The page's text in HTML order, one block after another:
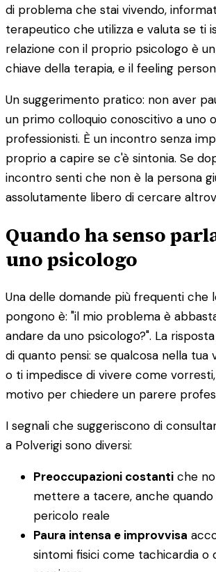
di problema che stai vivendo,
terapeutico che utilizza e valuta se ti
relazione con il proprio psicologo è
chiave della terapia, e il feeling
Un suggerimento pratico: non aver
un primo colloquio conoscitivo a uno
professionisti. È un incontro senza
proprio a capire se c'è sintonia. Se
incontro senti che non è la persona
assolutamente libero di cercare
Quando ha senso
uno psicologo
Una delle domande più frequenti che
pongono è: "il mio problema è
andare da uno psicologo?". La
di quanto pensi: se qualcosa nella
o ti impedisce di vivere come
motivo per chiedere un parere
I segnali che suggeriscono di
a Polverigi sono diversi:
Preoccupazioni costanti che
mettere a tacere, anche quando
pericolo reale
Paura intensa e improvvisa
sintomi fisici come tachicardia o